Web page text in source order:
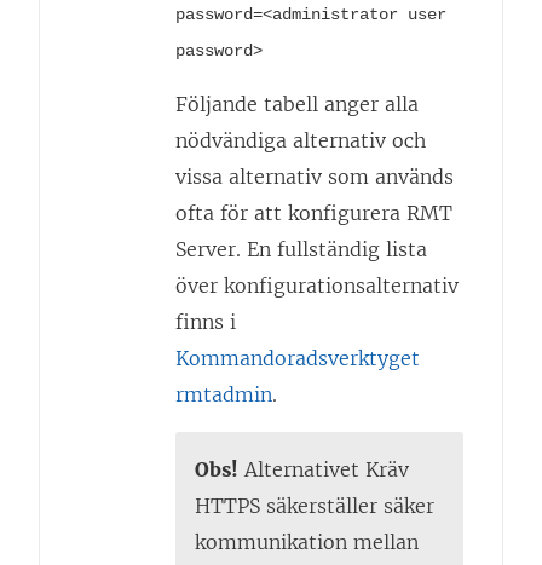
password=<administrator user
password>
Följande tabell anger alla
nödvändiga alternativ och
vissa alternativ som används
ofta för att konfigurera RMT
Server. En fullständig lista
över konfigurationsalternativ
finns i
Kommandoradsverktyget
rmtadmin.
Obs! Alternativet Kräv
HTTPS säkerställer säker
kommunikation mellan